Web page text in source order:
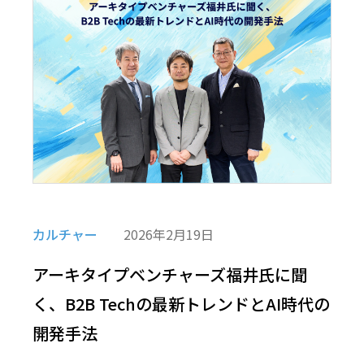
カルチャー 2026年2月19日
アーキタイプベンチャーズ福井氏に聞
く、B2B Techの最新トレンドとAI時代の
開発手法